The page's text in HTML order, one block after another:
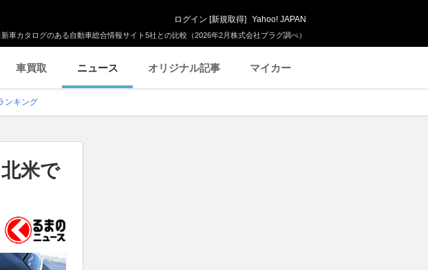
車カタログのある自動車総合情報サイト5社との比較（2026年2月株式会社プラグ調べ）
ログイン [新規取得] Yahoo! JAPAN
車買取 ニュース オリジナル記事 マイカー
ンキング
米で